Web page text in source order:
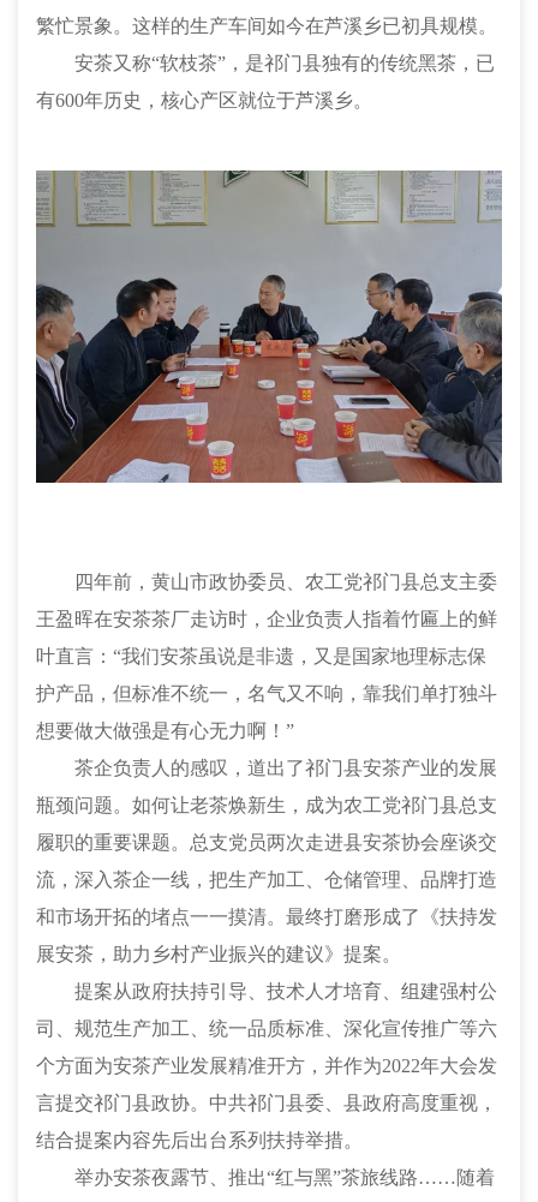
繁忙景象。这样的生产车间如今在芦溪乡已初具规模。
安茶又称“软枝茶”，是祁门县独有的传统黑茶，已
有600年历史，核心产区就位于芦溪乡。
四年前，黄山市政协委员、农工党祁门县总支主委
王盈晖在安茶茶厂走访时，企业负责人指着竹匾上的鲜
叶直言：“我们安茶虽说是非遗，又是国家地理标志保
护产品，但标准不统一，名气又不响，靠我们单打独斗
想要做大做强是有心无力啊！”
茶企负责人的感叹，道出了祁门县安茶产业的发展
瓶颈问题。如何让老茶焕新生，成为农工党祁门县总支
履职的重要课题。总支党员两次走进县安茶协会座谈交
流，深入茶企一线，把生产加工、仓储管理、品牌打造
和市场开拓的堵点一一摸清。最终打磨形成了《扶持发
展安茶，助力乡村产业振兴的建议》提案。
提案从政府扶持引导、技术人才培育、组建强村公
司、规范生产加工、统一品质标准、深化宣传推广等六
个方面为安茶产业发展精准开方，并作为2022年大会发
言提交祁门县政协。中共祁门县委、县政府高度重视，
结合提案内容先后出台系列扶持举措。
举办安茶夜露节、推出“红与黑”茶旅线路……随着